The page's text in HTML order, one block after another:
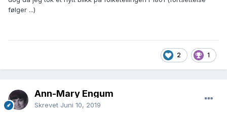
følger ...)
2 1
Ann-Mary Engum
Skrevet Juni 10, 2019